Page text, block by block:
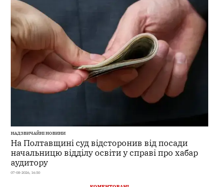
НАДЗВИЧАЙНІ НОВИНИ
На Полтавщині суд відсторонив від посади
начальницю відділу освіти у справі про хабар
аудитору
07-08-2026, 16:50